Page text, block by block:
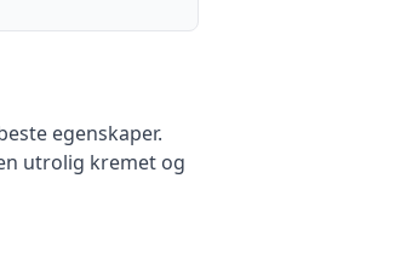
egenskaper.
utrolig kremet og